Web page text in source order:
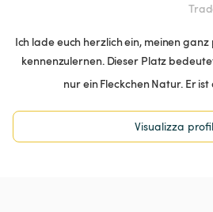
Ich lade euch herzlich ein, meinen
kennenzulernen. Dieser Platz
nur ein Fleckchen Natur. Er
Visualizza